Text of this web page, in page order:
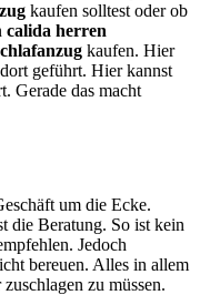
kaufen solltest oder ob
calida herren
kaufen. Hier
geführt. Hier kannst
Gerade das macht
um die Ecke.
die Beratung. So ist kein
Jedoch
bereuen. Alles in allem
zu müssen.